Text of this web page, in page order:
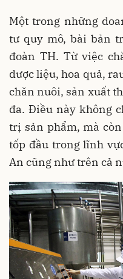
Một trong những
tư quy mô, bài bản
đoàn TH. Từ việc
dược liệu, hoa quả,
chăn nuôi, sản xuất
đa. Điều này không
trị sản phẩm, mà
tốp đầu trong lĩnh
An cũng như trên cả